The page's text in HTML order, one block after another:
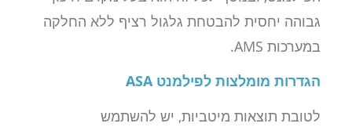
גבוהה יחסית להבטחת גלגול רציף ללא החלקה
במערכות AMS.
הגדרות מומלצות לפילמנט ASA
לטובת תוצאות מיטביות, יש להשתמש